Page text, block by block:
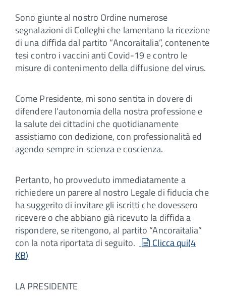
Sono giunte al nostro Ordine numerose
segnalazioni di Colleghi che lamentano la ricezione
di una diffida dal partito “Ancoraitalia”, contenente
tesi contro i vaccini anti Covid-19 e contro le
misure di contenimento della diffusione del virus.
Come Presidente, mi sono sentita in dovere di
difendere l’autonomia della nostra professione e
la salute dei cittadini che quotidianamente
assistiamo con dedizione, con professionalità ed
agendo sempre in scienza e coscienza.
Pertanto, ho provveduto immediatamente a
richiedere un parere al nostro Legale di fiducia che
ha suggerito di invitare gli iscritti che dovessero
ricevere o che abbiano già ricevuto la diffida a
rispondere, se ritengono, al partito “Ancoraitalia”
con la nota riportata di seguito.
document
Clicca qui(4
KB)
LA PRESIDENTE